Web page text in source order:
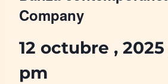
Company
12 octubre , 2025
pm